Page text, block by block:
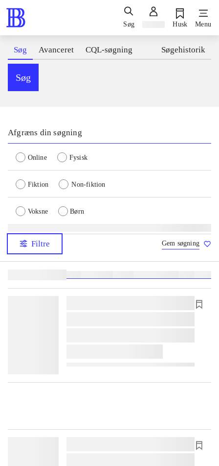
Søg Husk Menu
Søg Avanceret CQL-søgning Søgehistorik
Søg
Afgræns din søgning
Online Fysisk
Fiktion Non-fiktion
Voksne Børn
Filtre Gem søgning
lorem ipsum dolor sit amet ...
lorem ipsum dolor sit amet ...